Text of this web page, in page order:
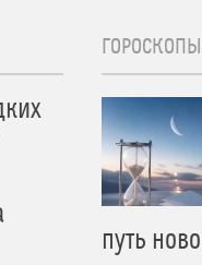
ГОРОСКОПЫ
путь